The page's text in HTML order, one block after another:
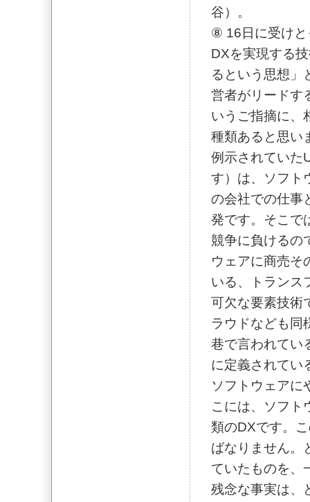
谷）。
⑧ 16日に受けと
DXを実現する
るという思想」
営者がリードす
いうご指摘に、
種類あると思い
例示されていた
す）は、ソフト
の会社での仕事
発です。そこで
競争に負けるの
ウェアに商売そ
いる、トランス
可欠な要素技術
ラウドなども同
巷で言われてい
に定義されてい
ソフトウェアに
こには、ソフト
類のDXです。
ばなりません。
ていたものを、
残念な事実は、